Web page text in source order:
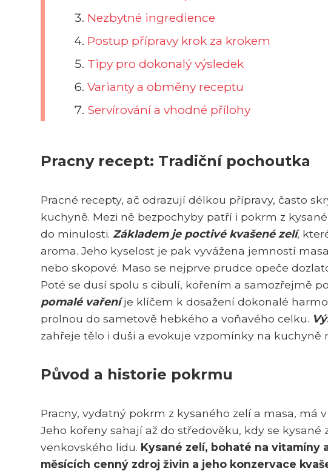
Nezbytné ingredience
Postup přípravy krok za krokem
Tipy pro dokonalý výsledek
Varianty a obměny receptu
Servírování a vhodné přílohy
Pracny recept: Tradiční pochoutka
Pracné recepty, ač odrazují délkou přípravy, často
kuchyně. Mezi ně bezpochyby patří i pokrm z
do minulosti. Základem je poctivé kvašené zelí,
aroma. Jeho kyselost je pak vyvážena jemností
nebo skopové. Maso se nejprve prudce opeče
Poté se dusí spolu s cibulí, kořením a samozřejmě
pomalé vařeníje klíčem k dosažení dokonalé
prolnou do sametově hebkého a voňavého celku.
zahřeje tělo i duši a evokuje vzpomínky na kuchyně
Původ a historie pokrmu
Pracny, vydatný pokrm z kysaného zelí a masa, má
Jeho kořeny sahají až do středověku, kdy se
venkovského lidu. Kysané zelí, bohaté na vitamíny
měsících cenný zdroj živin a jeho konzervace